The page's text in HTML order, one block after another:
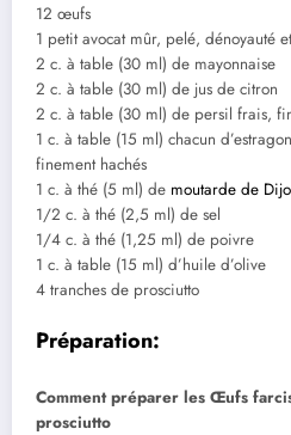
12 œufs
1 petit avocat mûr, pelé, dénoyauté
2 c. à table (30 ml) de mayonnaise
2 c. à table (30 ml) de jus de citron
2 c. à table (30 ml) de persil frais,
1 c. à table (15 ml) chacun
finement hachés
1 c. à thé (5 ml) de moutarde de
1/2 c. à thé (2,5 ml) de sel
1/4 c. à thé (1,25 ml) de poivre
1 c. à table (15 ml) d’huile d’olive
4 tranches de prosciutto
Préparation:
Comment préparer les Œufs
prosciutto